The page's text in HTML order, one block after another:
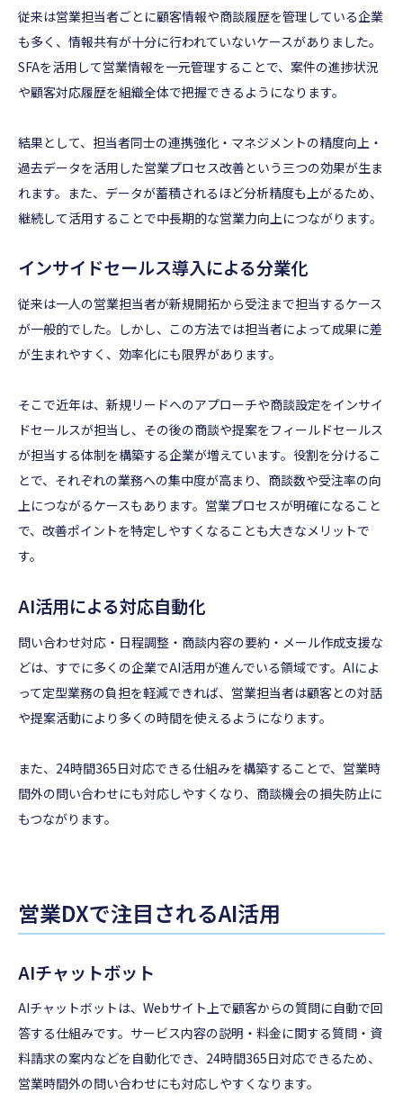
従来は営業担当者ごとに顧客情報や商談履歴を管理している企業
も多く、情報共有が十分に行われていないケースがありました。
SFAを活用して営業情報を一元管理することで、案件の進捗状況
や顧客対応履歴を組織全体で把握できるようになります。
結果として、担当者同士の連携強化・マネジメントの精度向上・
過去データを活用した営業プロセス改善という三つの効果が生ま
れます。また、データが蓄積されるほど分析精度も上がるため、
継続して活用することで中長期的な営業力向上につながります。
インサイドセールス導入による分業化
従来は一人の営業担当者が新規開拓から受注まで担当するケース
が一般的でした。しかし、この方法では担当者によって成果に差
が生まれやすく、効率化にも限界があります。
そこで近年は、新規リードへのアプローチや商談設定をインサイ
ドセールスが担当し、その後の商談や提案をフィールドセールス
が担当する体制を構築する企業が増えています。役割を分けるこ
とで、それぞれの業務への集中度が高まり、商談数や受注率の向
上につながるケースもあります。営業プロセスが明確になること
で、改善ポイントを特定しやすくなることも大きなメリットで
す。
AI活用による対応自動化
問い合わせ対応・日程調整・商談内容の要約・メール作成支援な
どは、すでに多くの企業でAI活用が進んでいる領域です。AIによ
って定型業務の負担を軽減できれば、営業担当者は顧客との対話
や提案活動により多くの時間を使えるようになります。
また、24時間365日対応できる仕組みを構築することで、営業時
間外の問い合わせにも対応しやすくなり、商談機会の損失防止に
もつながります。
営業DXで注目されるAI活用
AIチャットボット
AIチャットボットは、Webサイト上で顧客からの質問に自動で回
答する仕組みです。サービス内容の説明・料金に関する質問・資
料請求の案内などを自動化でき、24時間365日対応できるため、
営業時間外の問い合わせにも対応しやすくなります。